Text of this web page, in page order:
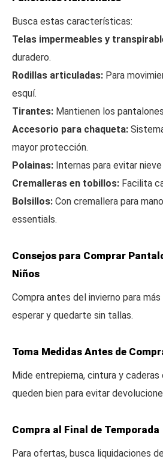
Busca estas características:
Telas impermeables y
duradero.
Rodillas articuladas: Para
esquí.
Tirantes: Mantienen los
Accesorio para chaqueta:
mayor protección.
Polainas: Internas para evitar
Cremalleras en tobillos: Facilita
Bolsillos: Con cremallera para
essentials.
Consejos para Comprar
Niños
Compra antes del invierno para
esperar y quedarte sin tallas.
Toma Medidas Antes de
Mide entrepierna, cintura y
queden bien para evitar
Compra al Final de Temporada
Para ofertas, busca liquidaciones